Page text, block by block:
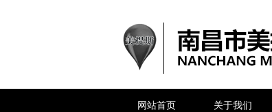
网站首页 关于我们